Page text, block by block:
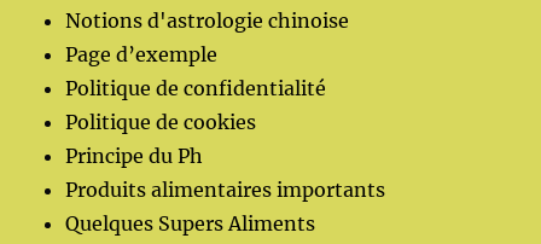
Notions d'astrologie chinoise
Page d’exemple
Politique de confidentialité
Politique de cookies
Principe du Ph
Produits alimentaires importants
Quelques Supers Aliments